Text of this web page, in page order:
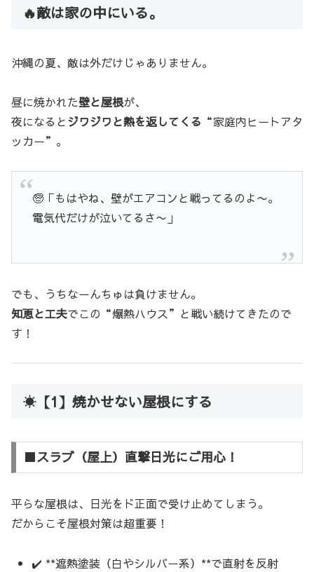
🔥敵は家の中にいる。
沖縄の夏、敵は外だけじゃありません。
昼に焼かれた壁と屋根が、
夜になるとジワジワと熱を返してくる “家庭内ヒートアタ
ッカー”。
🧓「もはやね、壁がエアコンと戦ってるのよ〜。
電気代だけが泣いてるさ〜」
でも、うちなーんちゅは負けません。
知恵と工夫でこの“爆熱ハウス”と戦い続けてきたので
す！
☀️【1】焼かせない屋根にする
■スラブ（屋上）直撃日光にご用心！
平らな屋根は、日光をド正面で受け止めてしまう。
だからこそ屋根対策は超重要！
✔️ **遮熱塗装（白やシルバー系）**で直射を反射